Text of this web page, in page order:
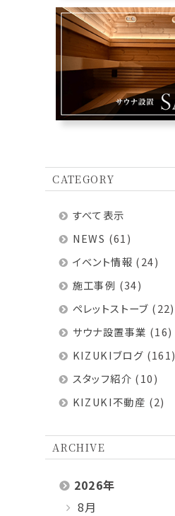
CATEGORY
すべて表示
NEWS (61)
イベント情報 (24)
施工事例 (34)
ペレットストーブ (22)
サウナ設置事業 (16)
KIZUKIブログ (161)
スタッフ紹介 (10)
KIZUKI不動産 (2)
ARCHIVE
2026年
8月